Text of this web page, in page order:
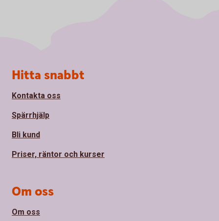
Sidfot
Hitta snabbt
Kontakta oss
Spärrhjälp
Bli kund
Priser, räntor och kurser
Om oss
Om oss